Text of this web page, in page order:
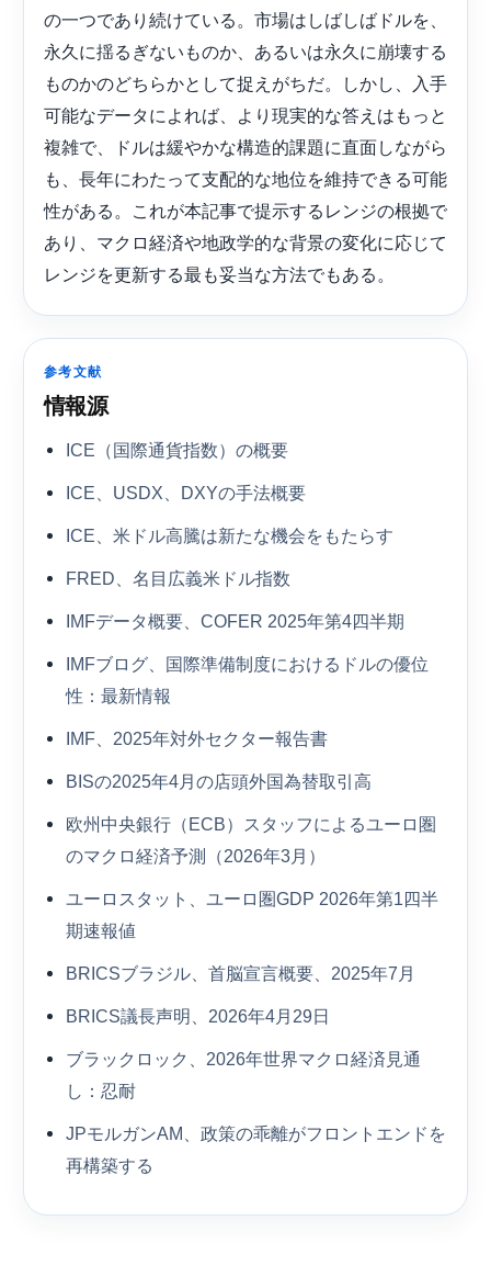
の一つであり続けている。市場はしばしばドルを、
永久に揺るぎないものか、あるいは永久に崩壊する
ものかのどちらかとして捉えがちだ。しかし、入手
可能なデータによれば、より現実的な答えはもっと
複雑で、ドルは緩やかな構造的課題に直面しながら
も、長年にわたって支配的な地位を維持できる可能
性がある。これが本記事で提示するレンジの根拠で
あり、マクロ経済や地政学的な背景の変化に応じて
レンジを更新する最も妥当な方法でもある。
参考文献
情報源
ICE（国際通貨指数）の概要
ICE、USDX、DXYの手法概要
ICE、米ドル高騰は新たな機会をもたらす
FRED、名目広義米ドル指数
IMFデータ概要、COFER 2025年第4四半期
IMFブログ、国際準備制度におけるドルの優位
性：最新情報
IMF、2025年対外セクター報告書
BISの2025年4月の店頭外国為替取引高
欧州中央銀行（ECB）スタッフによるユーロ圏
のマクロ経済予測（2026年3月）
ユーロスタット、ユーロ圏GDP 2026年第1四半
期速報値
BRICSブラジル、首脳宣言概要、2025年7月
BRICS議長声明、2026年4月29日
ブラックロック、2026年世界マクロ経済見通
し：忍耐
JPモルガンAM、政策の乖離がフロントエンドを
再構築する